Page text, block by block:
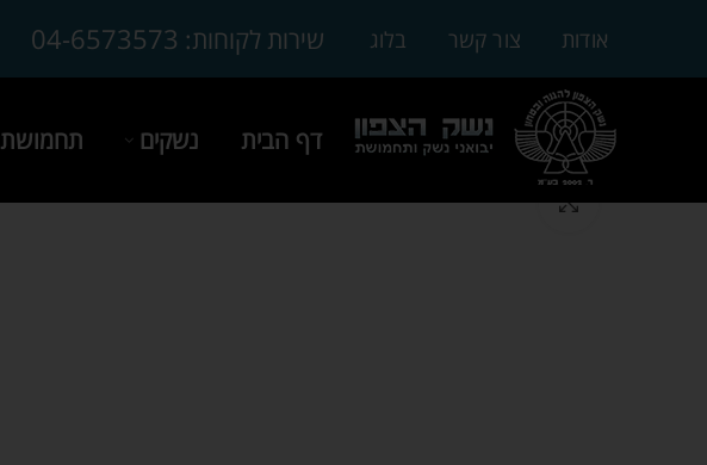
אודות צור קשר בלוג שירות לקוחות: 04-6573573
דף הבית נשקים תחמושת
Click to enlarge